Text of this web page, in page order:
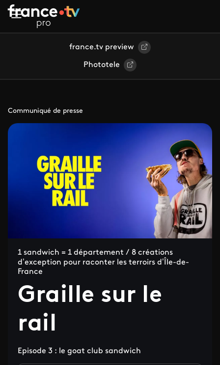
Aller au contenu principal
france.tv preview
Phototele
Communiqué de presse
1 sandwich = 1 département / 8 créations
d’exception pour raconter les terroirs d’Île-de-
France
Graille sur le
rail
Episode 3 : le goat club sandwich